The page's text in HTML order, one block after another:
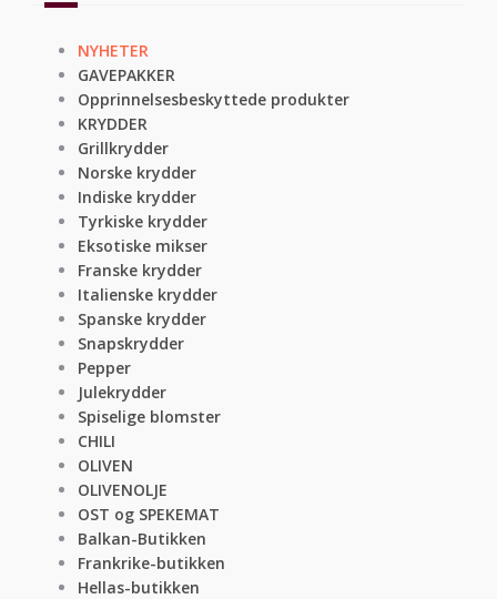
NYHETER
GAVEPAKKER
Opprinnelsesbeskyttede produkter
KRYDDER
Grillkrydder
Norske krydder
Indiske krydder
Tyrkiske krydder
Eksotiske mikser
Franske krydder
Italienske krydder
Spanske krydder
Snapskrydder
Pepper
Julekrydder
Spiselige blomster
CHILI
OLIVEN
OLIVENOLJE
OST og SPEKEMAT
Balkan-Butikken
Frankrike-butikken
Hellas-butikken